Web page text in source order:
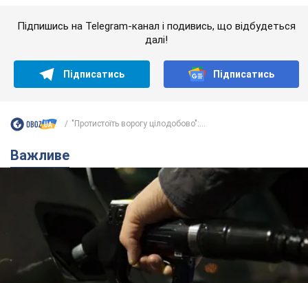
українцям розповіли, чого очікувати
Як на заправках уже змінили вартість пального
23,1 т.
"Білий дім не є власністю Трампа":
суд США зупинив будівництво
бальної зали за $400 млн